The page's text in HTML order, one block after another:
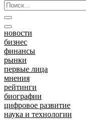
новости
бизнес
финансы
рынки
первые лица
мнения
рейтинги
биографии
цифровое развитие
наука и технологии